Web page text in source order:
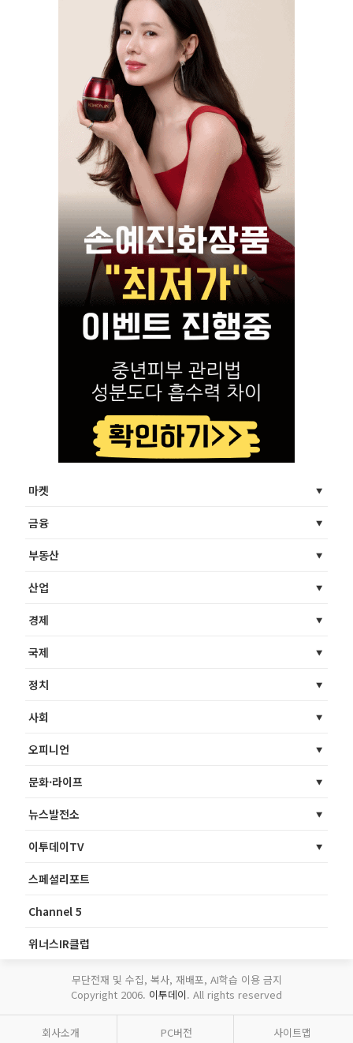
마켓
금융
부동산
산업
경제
국제
정치
사회
오피니언
문화·라이프
뉴스발전소
이투데이TV
스페셜리포트
Channel 5
위너스IR클럽
무단전재 및 수집, 복사, 재배포, AI학습 이용 금지
Copyright 2006. 이투데이. All rights reserved
회사소개 PC버전 사이트맵